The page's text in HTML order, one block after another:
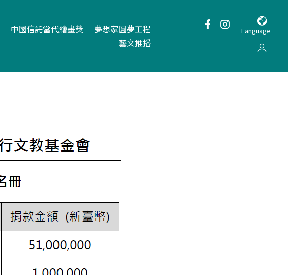
Language
中國信託當代繪畫獎
夢想家圓夢工程
藝文推播